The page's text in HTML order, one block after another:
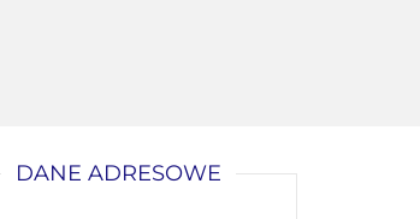
DANE ADRESOWE